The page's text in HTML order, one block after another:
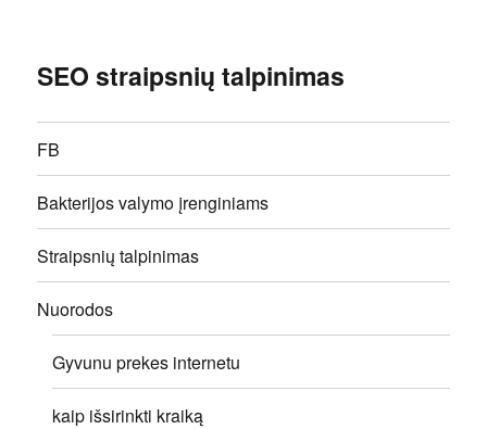
SEO straipsnių talpinimas
FB
Bakterijos valymo įrenginiams
Straipsnių talpinimas
Nuorodos
Gyvunu prekes internetu
kaip išsirinkti kraiką